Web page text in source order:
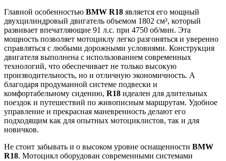
Главной особенностью BMW R18 является его мощный
двухцилиндровый двигатель объемом 1802 см³, который
развивает впечатляющие 91 л.с. при 4750 об/мин. Эта
мощность позволяет мотоциклу легко разгоняться и уверенно
справляться с любыми дорожными условиями. Конструкция
двигателя выполнена с использованием современных
технологий, что обеспечивает не только высокую
производительность, но и отличную экономичность. А
благодаря продуманной системе подвески и
комфортабельному сидению, R18 идеален для длительных
поездок и путешествий по живописным маршрутам. Удобное
управление и прекрасная маневренность делают его
подходящим как для опытных мотоциклистов, так и для
новичков.
Не стоит забывать и о высоком уровне оснащенности BMW
R18. Мотоцикл оборудован современными системами